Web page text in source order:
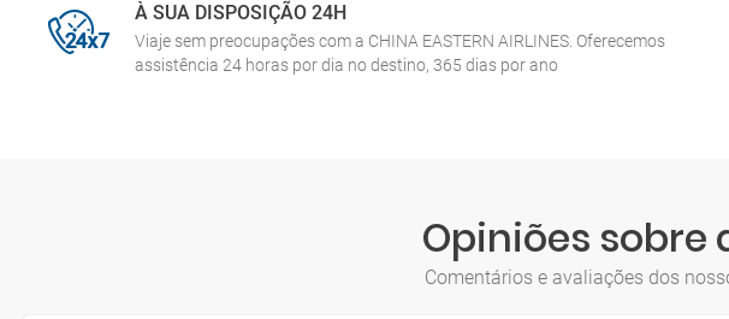
À SUA DISPOSIÇÃO 24H
Viaje sem preocupações com a CHINA EASTERN AIRLINES. Oferecemos
assistência 24 horas por dia no destino, 365 dias por ano
Opiniões sobre a
Comentários e avaliações dos